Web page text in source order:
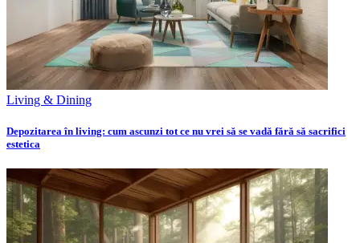
Living & Dining
Depozitarea în living: cum ascunzi tot ce nu vrei să se vadă fără să sacrifici
estetica